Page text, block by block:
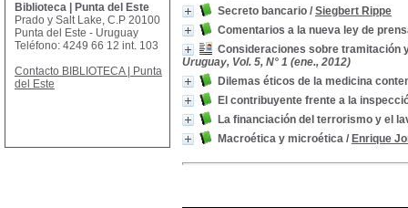
Secreto bancario / Siegbert Rippe
Comentarios a la nueva ley de
Consideraciones sobre tramitación
Uruguay, Vol. 5, N° 1 (ene., 2012)
Dilemas éticos de la medicina
El contribuyente frente a la
La financiación del terrorismo y el
Macroética y microética / Enrique
Biblioteca | Punta del Este
Prado y Salt Lake, C.P 20100
Punta del Este - Uruguay
Teléfono: 4249 66 12 int. 103
Contacto BIBLIOTECA | Punta
del Este